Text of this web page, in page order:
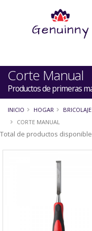
Corte Manual
Productos de primeras
INICIO HOGAR BRICOLAJE
CORTE MANUAL
Total de productos